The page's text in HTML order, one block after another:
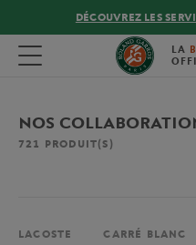
DÉCOUVREZ LES
Toggle navigation LA
NOS
721 PRODUIT(S)
LACOSTE CARRÉ BLANC